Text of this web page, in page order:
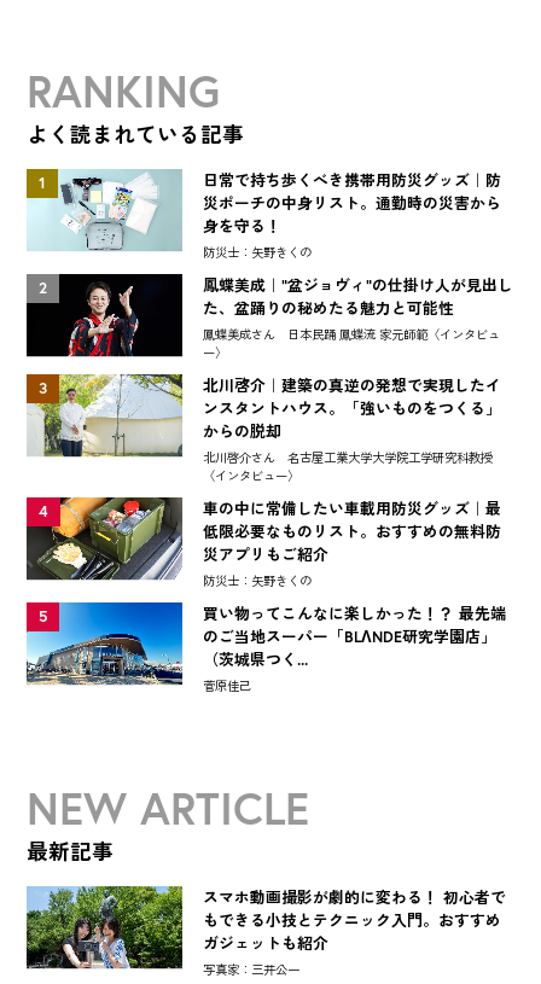
RANKING
よく読まれている記事
1
日常で持ち歩くべき携帯用防災グッズ｜防
災ポーチの中身リスト。通勤時の災害から
身を守る！
防災士：矢野きくの
2
鳳蝶美成｜"盆ジョヴィ"の仕掛け人が見出し
た、盆踊りの秘めたる魅力と可能性
鳳蝶美成さん 日本民踊 鳳蝶流 家元師範〈インタビュ
ー〉
3
北川啓介｜建築の真逆の発想で実現したイ
ンスタントハウス。「強いものをつくる」
からの脱却
北川啓介さん 名古屋工業大学大学院工学研究科教授
〈インタビュー〉
4
車の中に常備したい車載用防災グッズ｜最
低限必要なものリスト。おすすめの無料防
災アプリもご紹介
防災士：矢野きくの
5
買い物ってこんなに楽しかった！？ 最先端
のご当地スーパー「BLΛNDE研究学園店」
（茨城県つく...
菅原佳己
NEW ARTICLE
最新記事
スマホ動画撮影が劇的に変わる！ 初心者で
もできる小技とテクニック入門。おすすめ
ガジェットも紹介
写真家：三井公一